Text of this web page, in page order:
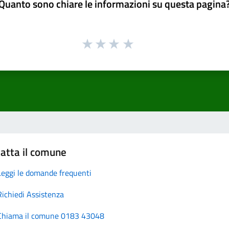
sono chiare le informazioni su questa
il comune
le domande frequenti
Assistenza
il comune 0183 43048